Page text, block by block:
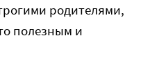
родителями,
полезным и